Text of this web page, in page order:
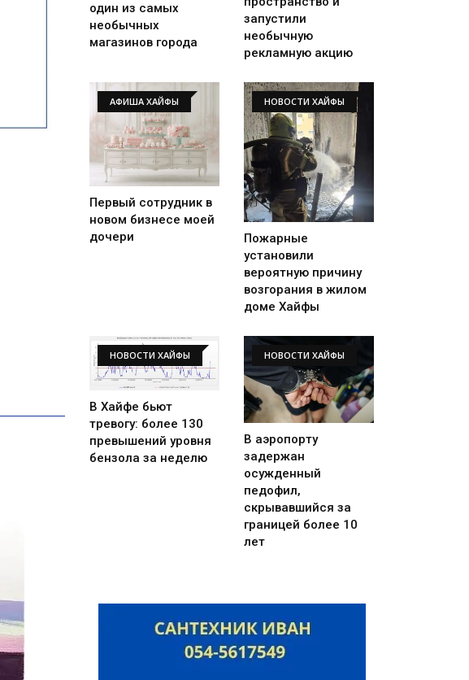
один из самых
необычных
магазинов города
запустили
необычную
рекламную акцию
АФИША ХАЙФЫ
Первый сотрудник в
новом бизнесе моей
дочери
НОВОСТИ ХАЙФЫ
Пожарные
установили
вероятную причину
возгорания в жилом
доме Хайфы
НОВОСТИ ХАЙФЫ
В Хайфе бьют
тревогу: более 130
превышений уровня
бензола за неделю
НОВОСТИ ХАЙФЫ
В аэропорту
задержан
осужденный
педофил,
скрывавшийся за
границей более 10
лет